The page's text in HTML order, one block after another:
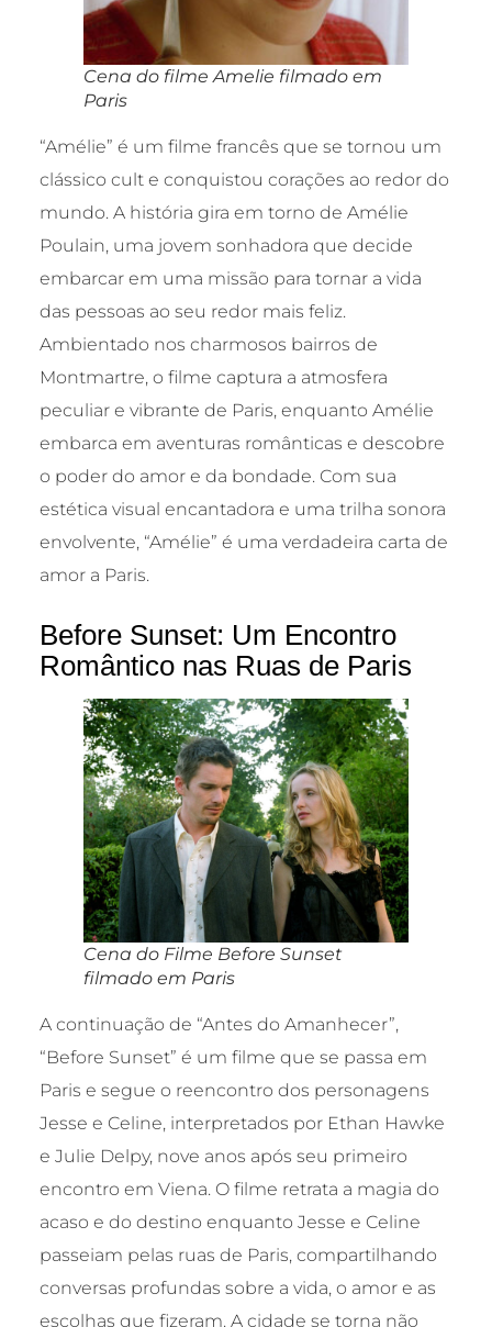
Cena do filme Amelie filmado em
Paris
“Amélie” é um filme francês que se tornou um
clássico cult e conquistou corações ao redor do
mundo. A história gira em torno de Amélie
Poulain, uma jovem sonhadora que decide
embarcar em uma missão para tornar a vida
das pessoas ao seu redor mais feliz.
Ambientado nos charmosos bairros de
Montmartre, o filme captura a atmosfera
peculiar e vibrante de Paris, enquanto Amélie
embarca em aventuras românticas e descobre
o poder do amor e da bondade. Com sua
estética visual encantadora e uma trilha sonora
envolvente, “Amélie” é uma verdadeira carta de
amor a Paris.
Before Sunset: Um Encontro
Romântico nas Ruas de Paris
Cena do Filme Before Sunset
filmado em Paris
A continuação de “Antes do Amanhecer”,
“Before Sunset” é um filme que se passa em
Paris e segue o reencontro dos personagens
Jesse e Celine, interpretados por Ethan Hawke
e Julie Delpy, nove anos após seu primeiro
encontro em Viena. O filme retrata a magia do
acaso e do destino enquanto Jesse e Celine
passeiam pelas ruas de Paris, compartilhando
conversas profundas sobre a vida, o amor e as
escolhas que fizeram. A cidade se torna não